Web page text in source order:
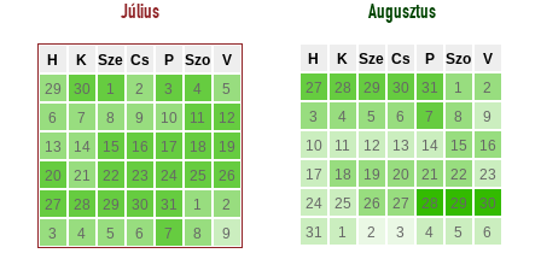
Július
H K Sze Cs P Szo
V
29
30 1 2 3 4
5
6
7 8 9 10 11
12
13
14 15 16 17 18
19
20
21 22 23 24 25
26
27
28 29 30 31 1
2
3
4 5 6 7 8 9
Augusztus
H K Sze Cs P Szo
V
27
28 29 30 31 1
2
3
4 5 6 7 8
9
10
11 12 13 14 15
16
17
18 19 20 21 22
23
24
25 26 27 28 29
30
31
1 2 3 4 5 6